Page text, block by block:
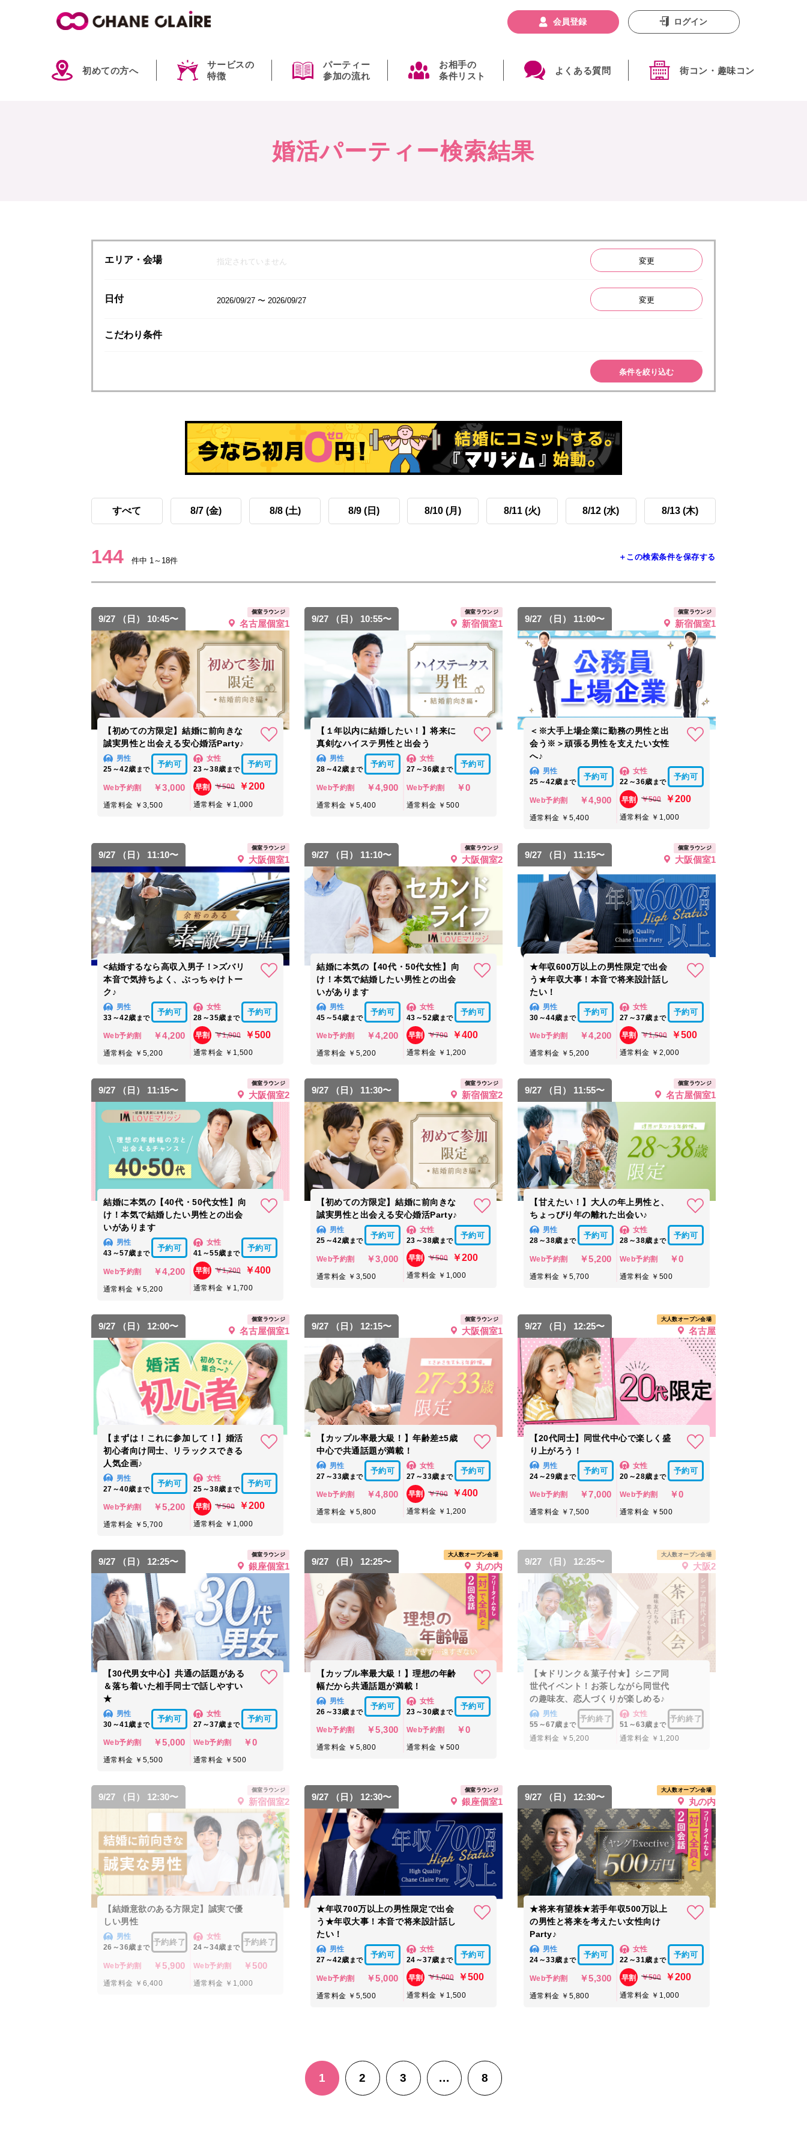
初めての方へ
サービスの
特徴
パーティー
参加の流れ
お相手の
条件リスト
よくある質問 街コン・趣味コン
会員登録 ログイン
婚活パーティー検索結果
エリア・会場 指定されていません 変更
日付 2026/09/27 〜 2026/09/27 変更
こだわり条件
条件を絞り込む
すべて 8/7 (金) 8/8 (土) 8/9 (日) 8/10 (月) 8/11 (火) 8/12 (水) 8/13 (木)
144 件中 1～18件 ＋この検索条件を保存する
9/27 （日） 10:45〜
個室ラウンジ
名古屋個室1
【初めての方限定】結婚に前向きな
誠実男性と出会える安心婚活Party♪
男性
25～42歳 まで
予約可
Web予約割 ￥3,000
通常料金 ￥3,500
女性
23～38歳 まで
予約可
早割 ￥500 ￥200
通常料金 ￥1,000
9/27 （日） 10:55〜
個室ラウンジ
新宿個室1
【１年以内に結婚したい！】将来に
真剣なハイステ男性と出会う
男性
28～42歳 まで
予約可
Web予約割 ￥4,900
通常料金 ￥5,400
女性
27～36歳 まで
予約可
Web予約割 ￥0
通常料金 ￥500
9/27 （日） 11:00〜
個室ラウンジ
新宿個室1
＜※大手上場企業に勤務の男性と出
会う※＞頑張る男性を支えたい女性
へ♪
男性
25～42歳 まで
予約可
Web予約割 ￥4,900
通常料金 ￥5,400
女性
22～36歳 まで
予約可
早割 ￥500 ￥200
通常料金 ￥1,000
9/27 （日） 11:10〜
個室ラウンジ
大阪個室1
<結婚するなら高収入男子！>ズバリ
本音で気持ちよく、ぶっちゃけトー
ク♪
男性
33～42歳 まで
予約可
Web予約割 ￥4,200
通常料金 ￥5,200
女性
28～35歳 まで
予約可
早割 ￥1,000 ￥500
通常料金 ￥1,500
9/27 （日） 11:10〜
個室ラウンジ
大阪個室2
結婚に本気の【40代・50代女性】向
け！本気で結婚したい男性との出会
いがあります
男性
45～54歳 まで
予約可
Web予約割 ￥4,200
通常料金 ￥5,200
女性
43～52歳 まで
予約可
早割 ￥700 ￥400
通常料金 ￥1,200
9/27 （日） 11:15〜
個室ラウンジ
大阪個室1
★年収600万以上の男性限定で出会
う★年収大事！本音で将来設計話し
たい！
男性
30～44歳 まで
予約可
Web予約割 ￥4,200
通常料金 ￥5,200
女性
27～37歳 まで
予約可
早割 ￥1,500 ￥500
通常料金 ￥2,000
9/27 （日） 11:15〜
個室ラウンジ
大阪個室2
結婚に本気の【40代・50代女性】向
け！本気で結婚したい男性との出会
いがあります
男性
43～57歳 まで
予約可
Web予約割 ￥4,200
通常料金 ￥5,200
女性
41～55歳 まで
予約可
早割 ￥1,200 ￥400
通常料金 ￥1,700
9/27 （日） 11:30〜
個室ラウンジ
新宿個室2
【初めての方限定】結婚に前向きな
誠実男性と出会える安心婚活Party♪
男性
25～42歳 まで
予約可
Web予約割 ￥3,000
通常料金 ￥3,500
女性
23～38歳 まで
予約可
早割 ￥500 ￥200
通常料金 ￥1,000
9/27 （日） 11:55〜
個室ラウンジ
名古屋個室1
【甘えたい！】大人の年上男性と、
ちょっぴり年の離れた出会い♪
男性
28～38歳 まで
予約可
Web予約割 ￥5,200
通常料金 ￥5,700
女性
28～38歳 まで
予約可
Web予約割 ￥0
通常料金 ￥500
9/27 （日） 12:00〜
個室ラウンジ
名古屋個室1
【まずは！これに参加して！】婚活
初心者向け同士、リラックスできる
人気企画♪
男性
27～40歳 まで
予約可
Web予約割 ￥5,200
通常料金 ￥5,700
女性
25～38歳 まで
予約可
早割 ￥500 ￥200
通常料金 ￥1,000
9/27 （日） 12:15〜
個室ラウンジ
大阪個室1
【カップル率最大級！】年齢差±5歳
中心で共通話題が満載！
男性
27～33歳 まで
予約可
Web予約割 ￥4,800
通常料金 ￥5,800
女性
27～33歳 まで
予約可
早割 ￥700 ￥400
通常料金 ￥1,200
9/27 （日） 12:25〜
大人数オープン会場
名古屋
【20代同士】同世代中心で楽しく盛
り上がろう！
男性
24～29歳 まで
予約可
Web予約割 ￥7,000
通常料金 ￥7,500
女性
20～28歳 まで
予約可
Web予約割 ￥0
通常料金 ￥500
9/27 （日） 12:25〜
個室ラウンジ
銀座個室1
【30代男女中心】共通の話題がある
＆落ち着いた相手同士で話しやすい
★
男性
30～41歳 まで
予約可
Web予約割 ￥5,000
通常料金 ￥5,500
女性
27～37歳 まで
予約可
Web予約割 ￥0
通常料金 ￥500
9/27 （日） 12:25〜
大人数オープン会場
丸の内
【カップル率最大級！】理想の年齢
幅だから共通話題が満載！
男性
26～33歳 まで
予約可
Web予約割 ￥5,300
通常料金 ￥5,800
女性
23～30歳 まで
予約可
Web予約割 ￥0
通常料金 ￥500
9/27 （日） 12:25〜
大人数オープン会場
大阪2
【★ドリンク＆菓子付★】シニア同
世代イベント！お茶しながら同世代
の趣味友、恋人づくりが楽しめる♪
男性
55～67歳 まで
予約終了
通常料金 ￥5,200
女性
51～63歳 まで
予約終了
通常料金 ￥1,200
9/27 （日） 12:30〜
個室ラウンジ
新宿個室2
【結婚意欲のある方限定】誠実で優
しい男性
男性
26～36歳 まで
予約終了
Web予約割 ￥5,900
通常料金 ￥6,400
女性
24～34歳 まで
予約終了
Web予約割 ￥500
通常料金 ￥1,000
9/27 （日） 12:30〜
個室ラウンジ
銀座個室1
★年収700万以上の男性限定で出会
う★年収大事！本音で将来設計話し
たい！
男性
27～42歳 まで
予約可
Web予約割 ￥5,000
通常料金 ￥5,500
女性
24～37歳 まで
予約可
早割 ￥1,000 ￥500
通常料金 ￥1,500
9/27 （日） 12:30〜
大人数オープン会場
丸の内
★将来有望株★若手年収500万以上
の男性と将来を考えたい女性向け
Party♪
男性
24～33歳 まで
予約可
Web予約割 ￥5,300
通常料金 ￥5,800
女性
22～31歳 まで
予約可
早割 ￥500 ￥200
通常料金 ￥1,000
1 2 3 ... 8